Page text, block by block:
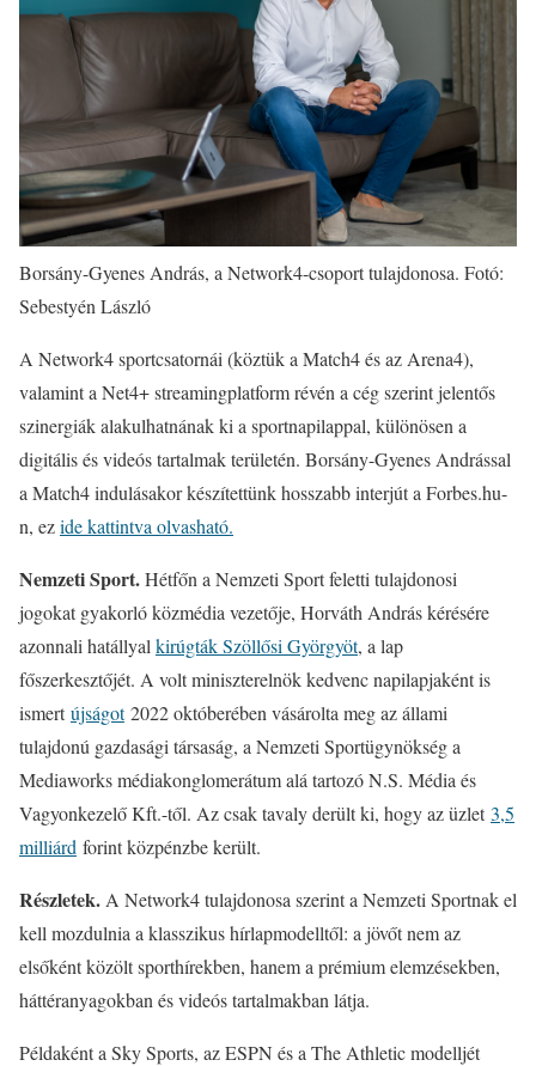
Borsány-Gyenes András, a Network4-csoport tulajdonosa. Fotó:
Sebestyén László
A Network4 sportcsatornái (köztük a Match4 és az Arena4),
valamint a Net4+ streamingplatform révén a cég szerint jelentős
szinergiák alakulhatnának ki a sportnapilappal, különösen a
digitális és videós tartalmak területén. Borsány-Gyenes Andrással
a Match4 indulásakor készítettünk hosszabb interjút a Forbes.hu-
n, ezide kattintva olvasható.
Nemzeti Sport.Hétfőn a Nemzeti Sport feletti tulajdonosi
jogokat gyakorló közmédia vezetője, Horváth András kérésére
azonnali hatállyal kirúgták Szöllősi Györgyöt, a lap
főszerkesztőjét. A volt miniszterelnök kedvenc napilapjaként is
ismertújságot2022 októberében vásárolta meg az állami
tulajdonú gazdasági társaság, a Nemzeti Sportügynökség a
Mediaworks médiakonglomerátum alá tartozó N.S. Média és
Vagyonkezelő Kft.-től. Az csak tavaly derült ki, hogy az üzlet3,5
milliárd forint közpénzbe került.
Részletek. A Network4 tulajdonosa szerint a Nemzeti Sportnak el
kell mozdulnia a klasszikus hírlapmodelltől: a jövőt nem az
elsőként közölt sporthírekben, hanem a prémium elemzésekben,
háttéranyagokban és videós tartalmakban látja.
Példaként a Sky Sports, az ESPN és a The Athletic modelljét